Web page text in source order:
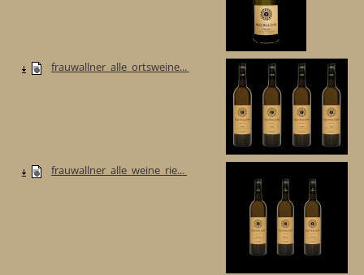
frauwallner_alle_ortsweine...
frauwallner_alle_weine_rie...